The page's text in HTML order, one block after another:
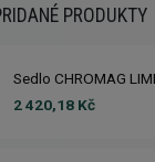
PRODUKTY
Sedlo CHROMAG
2 420,18 Kč